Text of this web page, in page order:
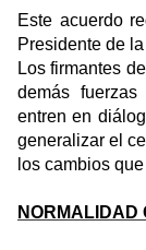
Este acuerdo
Presidente de
Los firmantes
demás
entren en
generalizar el
los cambios
NORMALIDAD